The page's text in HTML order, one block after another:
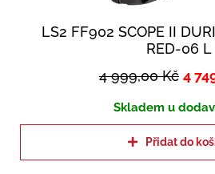
LS2 FF902 SCOPE II
RED-06 L
4 999,00Kč 4
Skladem u
Přidat do